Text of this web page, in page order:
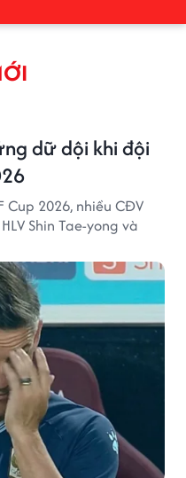
dữ dội khi đội
Cup 2026, nhiều CĐV
Shin Tae-yong và